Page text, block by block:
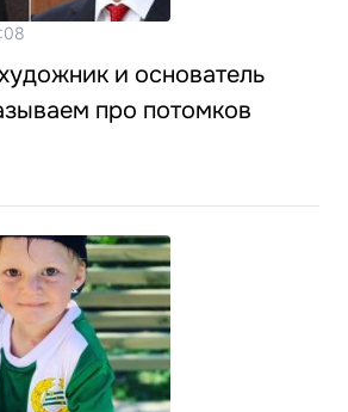
и основатель
про потомков